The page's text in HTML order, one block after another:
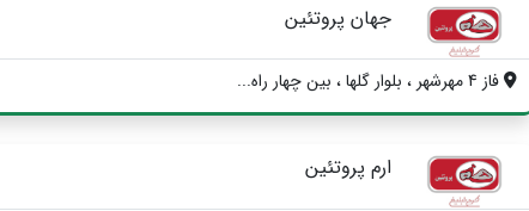
جهان پروتئین
فاز 4 مهرشهر ، بلوار گلها ، بین چهار راه...
ارم پروتئین